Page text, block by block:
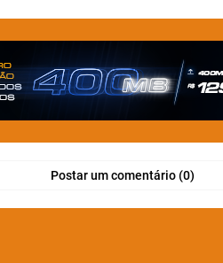
Postar um comentário (0)